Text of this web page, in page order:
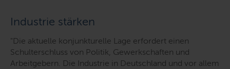
Industrie stärken
"Die aktuelle konjunkturelle Lage erfordert einen
Schulterschluss von Politik, Gewerkschaften und
Arbeitgebern. Die Industrie in Deutschland und vor allem